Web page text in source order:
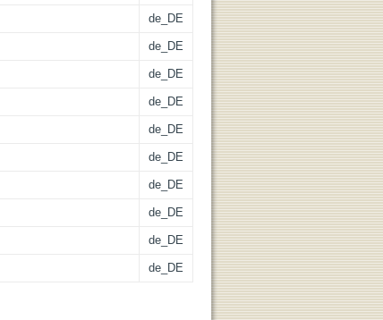
de_DE
de_DE
de_DE
de_DE
de_DE
de_DE
de_DE
de_DE
de_DE
de_DE